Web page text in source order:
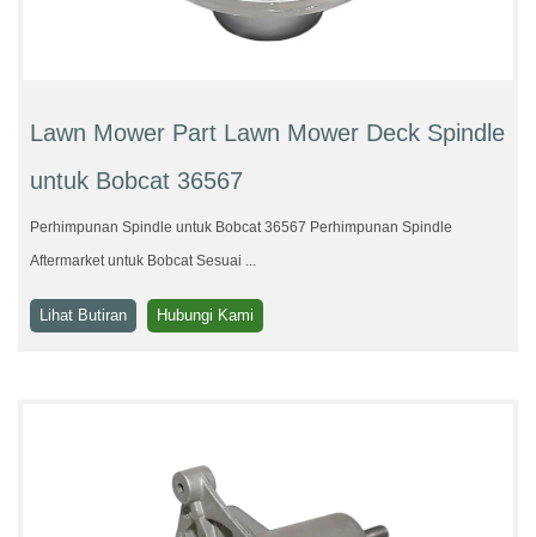
Lawn Mower Part Lawn Mower Deck Spindle
untuk Bobcat 36567
Perhimpunan Spindle untuk Bobcat 36567 Perhimpunan Spindle
Aftermarket untuk Bobcat Sesuai ...
Lihat Butiran Hubungi Kami